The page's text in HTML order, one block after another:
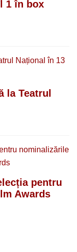
1 în box
la Teatrul
pentru
Awards